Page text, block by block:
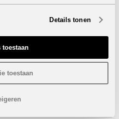
Details tonen
toestaan
toestaan
een 24-uurs beveiliging,
er nog enkele
waaronder